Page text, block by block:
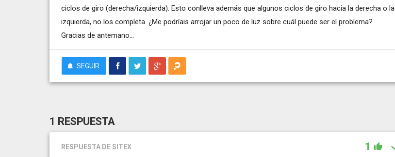
ciclos de giro (derecha/izquierda). Esto conlleva además que algunos ciclos de giro hacia la derecha o la
izquierda, no los completa. ¿Me podríais arrojar un poco de luz sobre cuál puede ser el problema?
Gracias de antemano...
SEGUIR
1 RESPUESTA
RESPUESTA DE SITEX 1